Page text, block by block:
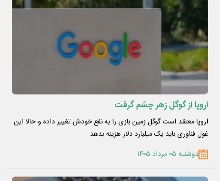
اروپا از گوگل زهر چشم گرفت
اروپا معتقد است گوگل زمین بازی را به نفع خودش تغییر داده و حالا این
غول فناوری باید یک میلیارد دلار هزینه بدهد.
دوشنبه ۰۵ مرداد ۱۴۰۵